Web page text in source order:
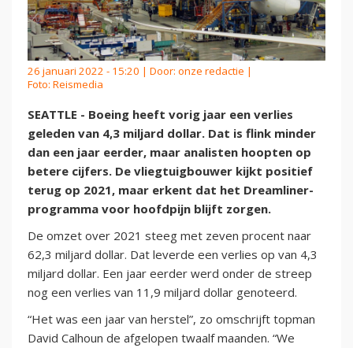
26 januari 2022 - 15:20 | Door: onze redactie |
Foto: Reismedia
SEATTLE - Boeing heeft vorig jaar een verlies
geleden van 4,3 miljard dollar. Dat is flink minder
dan een jaar eerder, maar analisten hoopten op
betere cijfers. De vliegtuigbouwer kijkt positief
terug op 2021, maar erkent dat het Dreamliner-
programma voor hoofdpijn blijft zorgen.
De omzet over 2021 steeg met zeven procent naar
62,3 miljard dollar. Dat leverde een verlies op van 4,3
miljard dollar. Een jaar eerder werd onder de streep
nog een verlies van 11,9 miljard dollar genoteerd.
“Het was een jaar van herstel”, zo omschrijft topman
David Calhoun de afgelopen twaalf maanden. “We